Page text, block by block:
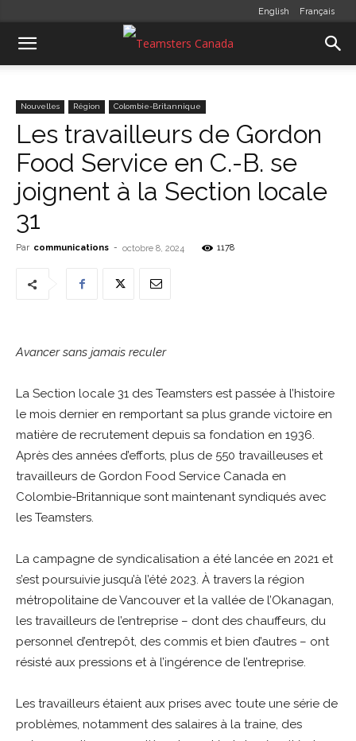
English Français
Nouvelles Région Colombie-Britannique
Les travailleurs de Gordon
Food Service en C.-B. se
joignent à la Section locale
31
Par communications - octobre 8, 2024 1178
Avancer sans jamais reculer
La Section locale 31 des Teamsters est passée à l’histoire
le mois dernier en remportant sa plus grande victoire en
matière de recrutement depuis sa fondation en 1936.
Après des années d’efforts, plus de 550 travailleuses et
travailleurs de Gordon Food Service Canada en
Colombie-Britannique sont maintenant syndiqués avec
les Teamsters.
La campagne de syndicalisation a été lancée en 2021 et
s’est poursuivie jusqu’à l’été 2023. À travers la région
métropolitaine de Vancouver et la vallée de l’Okanagan,
les travailleurs de l’entreprise – dont des chauffeurs, du
personnel d’entrepôt, des commis et bien d’autres – ont
résisté aux pressions et à l’ingérence de l’entreprise.
Les travailleurs étaient aux prises avec toute une série de
problèmes, notamment des salaires à la traine, des